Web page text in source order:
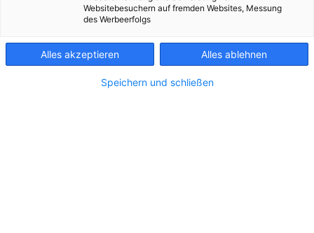
Autobahnen für Dänemarks Radfahrer
13. SEPTEMBER 2012 VONENERGIELEBEN REDAKTION
Die Niederlande sind allgemein als das Radfahrer-
freundlichste Land bekannt. Mit 500.000 Menschen, die
Websitebesuchern auf fremden Websites, Messung
des Werbeerfolgs
Alles akzeptieren Alles ablehnen
Speichern und schließen